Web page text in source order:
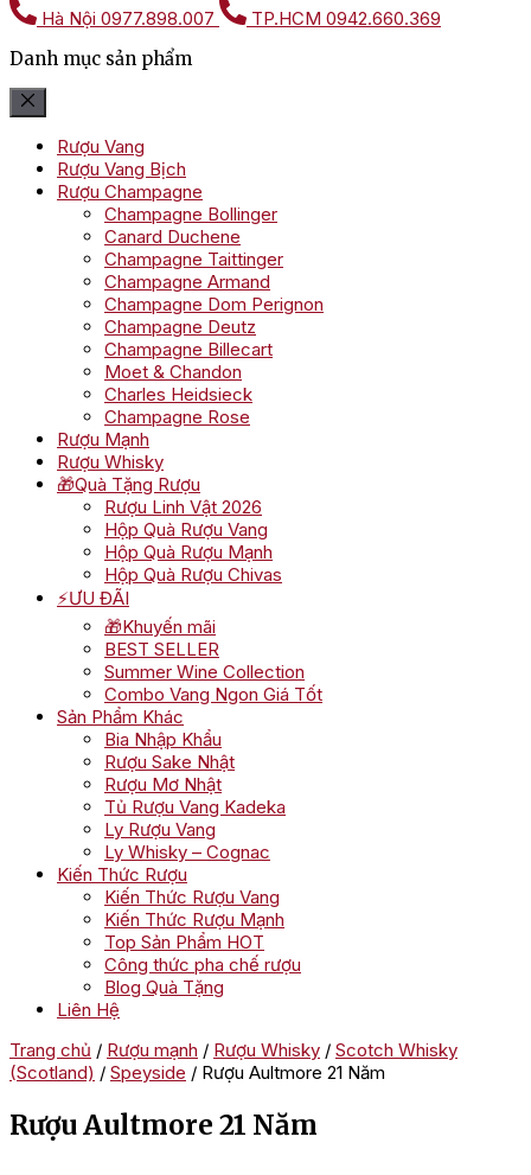
Hà Nội 0977.898.007 TP.HCM 0942.660.369
Danh mục sản phẩm
Rượu Vang
Rượu Vang Bịch
Rượu Champagne
Champagne Bollinger
Canard Duchene
Champagne Taittinger
Champagne Armand
Champagne Dom Perignon
Champagne Deutz
Champagne Billecart
Moet & Chandon
Charles Heidsieck
Champagne Rose
Rượu Mạnh
Rượu Whisky
🎁Quà Tặng Rượu
Rượu Linh Vật 2026
Hộp Quà Rượu Vang
Hộp Quà Rượu Mạnh
Hộp Quà Rượu Chivas
⚡ƯU ĐÃI
🎁Khuyến mãi
BEST SELLER
Summer Wine Collection
Combo Vang Ngon Giá Tốt
Sản Phẩm Khác
Bia Nhập Khẩu
Rượu Sake Nhật
Rượu Mơ Nhật
Tủ Rượu Vang Kadeka
Ly Rượu Vang
Ly Whisky – Cognac
Kiến Thức Rượu
Kiến Thức Rượu Vang
Kiến Thức Rượu Mạnh
Top Sản Phẩm HOT
Công thức pha chế rượu
Blog Quà Tặng
Liên Hệ
Trang chủ / Rượu mạnh / Rượu Whisky / Scotch Whisky
(Scotland) / Speyside / Rượu Aultmore 21 Năm
Rượu Aultmore 21 Năm